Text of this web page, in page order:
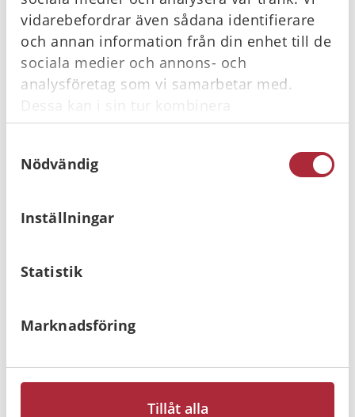
vidarebefordrar även sådana identifierare
och annan information från din enhet till de
sociala medier och annons- och
analysföretag som vi samarbetar med.
Dessa kan i sin tur kombinera
informationen med annan information som
samlat in när du har använt deras tjänster.
Nödvändig
Inställningar
Statistik
Marknadsföring
Tillåt alla
Köpvillkor
Relaterade produkter
Förbandsväska
Hovslagare, Röd
Ryggsäck komplett,
Grön